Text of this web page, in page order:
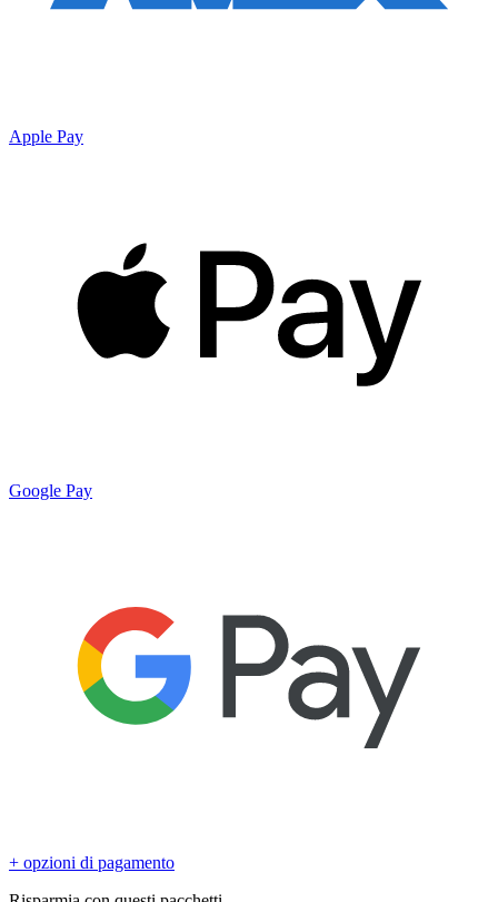
Apple Pay
Google Pay
+ opzioni di pagamento